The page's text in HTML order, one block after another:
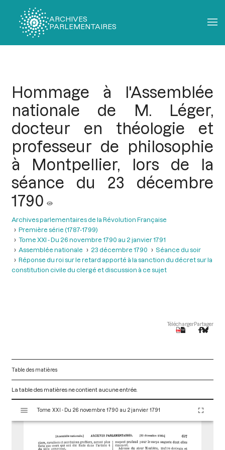
ARCHIVES
PARLEMENTAIRES
Hommage à l'Assemblée
nationale de M. Léger,
docteur en théologie et
professeur de philosophie
à Montpellier, lors de la
séance du 23 décembre
1790
Archives parlementaires de la Révolution Française
Première série (1787-1799)
Tome XXI - Du 26 novembre 1790 au 2 janvier 1791
Assemblée nationale
23 décembre 1790
Séance du soir
Réponse du roi sur le retard apporté à la sanction du décret sur la
constitution civile du clergé et discussion à ce sujet
TéléchargerPartager
Table des matières
La table des matières ne contient aucune entrée.
s
Tome XXI - Du 26 novembre 1790 au 2 janvier 1791